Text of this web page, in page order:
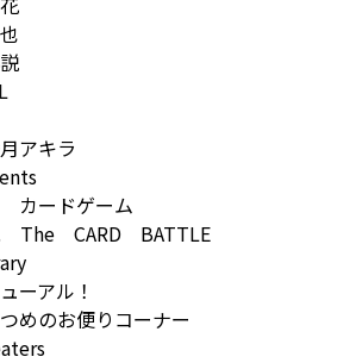
アキラ
カードゲーム
The CARD BATTLE
ーアル！
めのお便りコーナー